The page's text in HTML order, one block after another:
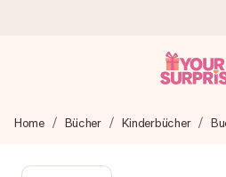
Wir bereiten dein Geschenk
Home Bücher Kinderbücher